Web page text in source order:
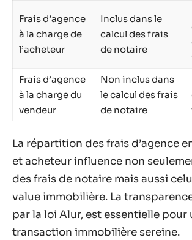
Frais d’agence
à la charge de
l’acheteur
Inclus dans le
calcul des frais
de notaire
Frais d’agence
à la charge du
vendeur
Non inclus dans
le calcul des frais
de notaire
La répartition des frais d’agence
et acheteur influence non
des frais de notaire mais aussi
value immobilière. La
par la loi Alur, est essentielle pour
transaction immobilière sereine.